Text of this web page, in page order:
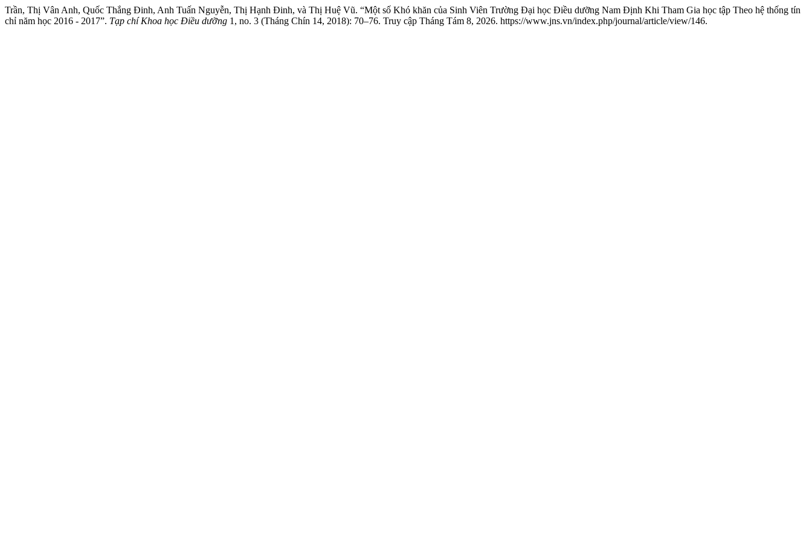
Trần, Thị Vân Anh, Quốc Thắng Đinh, Anh Tuấn Nguyễn, Thị Hạnh Đinh, và Thị Huệ Vũ. “Một số Khó khăn của Sinh Viên Trường Đại học Điều dưỡng Nam Định Khi Tham Gia học tập Theo hệ thống tín
chỉ năm học 2016 - 2017”. Tạp chí Khoa học Điều dưỡng 1, no. 3 (Tháng Chín 14, 2018): 70–76. Truy cập Tháng Tám 8, 2026. https://www.jns.vn/index.php/journal/article/view/146.